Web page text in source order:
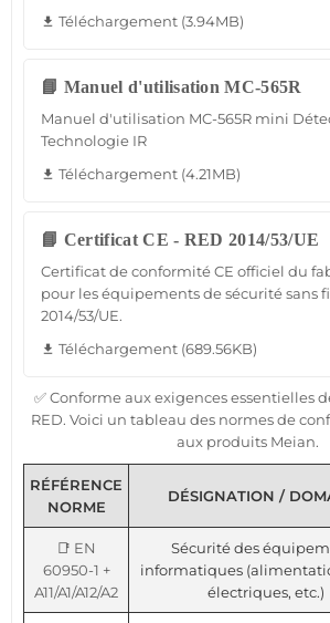
file_download Téléchargement (3.94MB)
📘 Manuel d'utilisation MC-565R
Manuel d'utilisation MC-565R mini
Technologie IR
file_download Téléchargement (4.21MB)
📘 Certificat CE - RED 2014/53/UE
Certificat de conformité CE officiel du
pour les équipements de sécurité sans
2014/53/UE.
file_download Téléchargement (689.56KB)
✅ Conforme aux exigences essentielles
RED. Voici un tableau des normes de
aux produits Meian.
RÉFÉRENCE
NORME
DÉSIGNATION /
📑 EN
60950-1 +
A11/A1/A12/A2
Sécurité des
informatiques
électriques, etc.)